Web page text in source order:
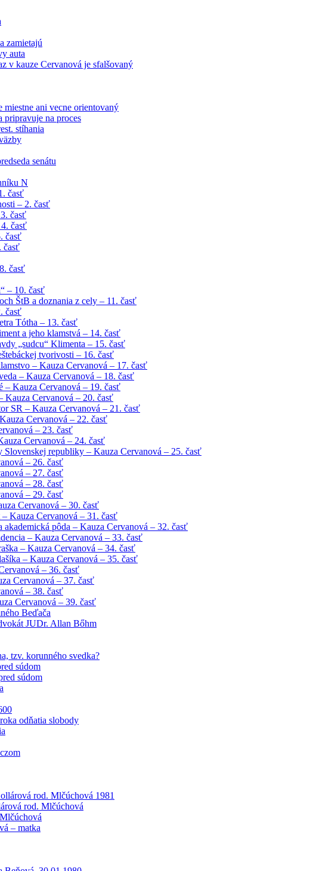
zamietajú
auta
v kauze Cervanová je sfalšovaný
miestne ani vecne orientovaný
pripravuje na proces
stíhania
senátu
N
časť
– 2. časť
časť
časť
časť
časť
časť
– 10. časť
ŠtB a doznania z cely – 11. časť
časť
Tótha – 13. časť
a jeho klamstvá – 14. časť
„sudcu“ Klimenta – 15. časť
tvorivosti – 16. časť
– Kauza Cervanová – 17. časť
– Kauza Cervanová – 18. časť
– Kauza Cervanová – 19. časť
Kauza Cervanová – 20. časť
SR – Kauza Cervanová – 21. časť
Cervanová – 22. časť
– 23. časť
Cervanová – 24. časť
Slovenskej republiky – Kauza Cervanová – 25. časť
– 26. časť
– 27. časť
– 28. časť
– 29. časť
Cervanová – 30. časť
Kauza Cervanová – 31. časť
akademická pôda – Kauza Cervanová – 32. časť
– Kauza Cervanová – 33. časť
– Kauza Cervanová – 34. časť
– Kauza Cervanová – 35. časť
– 36. časť
Cervanová – 37. časť
– 38. časť
Cervanová – 39. časť
Beďača
JUDr. Allan Bőhm
tzv. korunného svedka?
súdom
súdom
odňatia slobody
rod. Mlčúchová 1981
rod. Mlčúchová
– matka